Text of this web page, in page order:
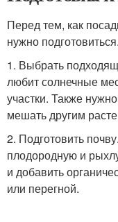
Перед тем, как
нужно
1. Выбрать
любит солнечные
участки. Также
мешать другим
2. Подготовить
плодородную и
и добавить
или перегной.